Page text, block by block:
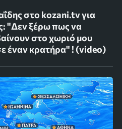
στο kozani.tv για
"Δεν ξέρω πως να
στο χωριό μου
έναν κρατήρα" ! (video)